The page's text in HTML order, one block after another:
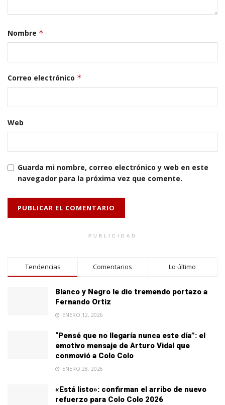
Nombre *
Correo electrónico *
Web
Guarda mi nombre, correo electrónico y web en este
navegador para la próxima vez que comente.
PUBLICIDAD
Tendencias Comentarios Lo último
Blanco y Negro le dio tremendo portazo a
Fernando Ortiz
ENERO 12, 2026
“Pensé que no llegaría nunca este día”: el
emotivo mensaje de Arturo Vidal que
conmovió a Colo Colo
ENERO 28, 2026
«Está listo»: confirman el arribo de nuevo
refuerzo para Colo Colo 2026